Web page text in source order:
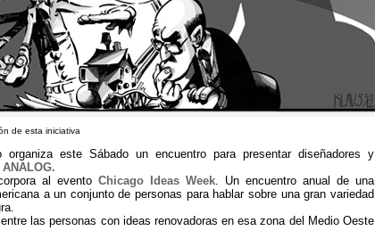
de esta iniciativa
organiza este Sábado un encuentro para presentar diseñadores y
ANALOG.
al evento Chicago Ideas Week
Un encuentro anual de una
a un conjunto de personas para hablar sobre una gran variedad
las personas con ideas renovadoras en esa zona del Medio Oeste